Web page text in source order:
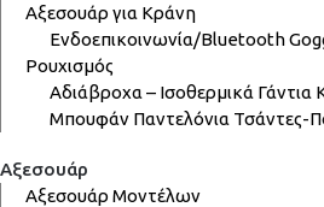
Αξεσουάρ για Κράνη
Ενδοεπικοινωνία/Bluetooth
Ρουχισμός
Αδιάβροχα – Ισοθερμικά Γάντια
Μπουφάν Παντελόνια Τσάντες-
Αξεσουάρ
Αξεσουάρ Μοντέλων